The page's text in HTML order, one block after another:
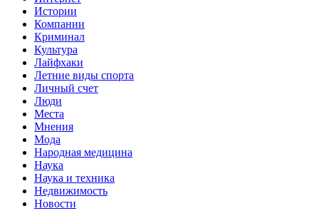
Истории
Компании
Криминал
Культура
Лайфхаки
Летние виды спорта
Личный счет
Люди
Места
Мнения
Мода
Народная медицина
Наука
Наука и техника
Недвижимость
Новости